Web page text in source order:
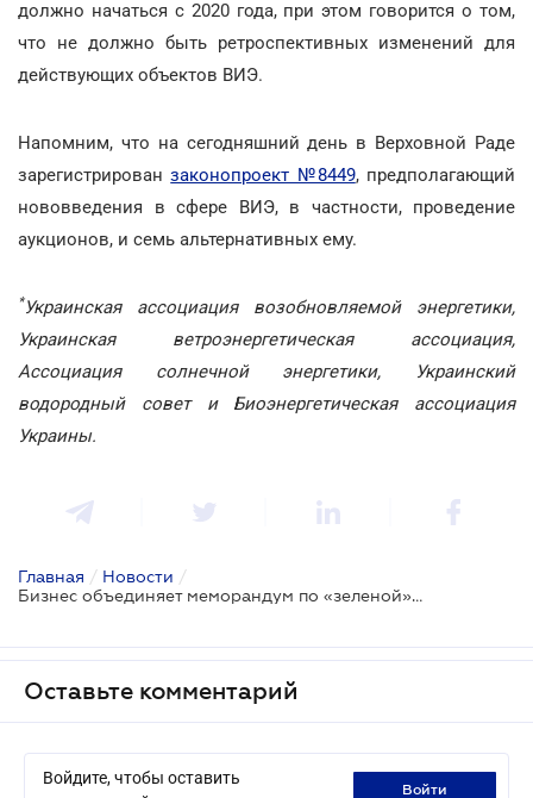
должно начаться с 2020 года, при этом говорится о том,
что не должно быть ретроспективных изменений для
действующих объектов ВИЭ.
Напомним, что на сегодняшний день в Верховной Раде
зарегистрированзаконопроект №8449, предполагающий
нововведения в сфере ВИЭ, в частности, проведение
аукционов, и семь альтернативных ему.
*Украинская ассоциация возобновляемой энергетики,
Украинская ветроэнергетическая ассоциация,
Ассоциация солнечной энергетики, Украинский
водородный совет и Биоэнергетическая ассоциация
Украины.
Главная / Новости /
Бизнес объединяет меморандум по «зеленой» энергетике
Оставьте комментарий
Войдите, чтобы оставить
войти